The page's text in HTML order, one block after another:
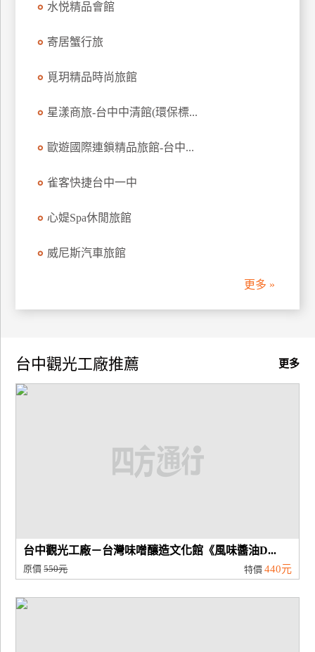
水悦精品會館
寄居蟹行旅
覓玥精品時尚旅館
星漾商旅-台中中清館(環保標...
歐遊國際連鎖精品旅館-台中...
雀客快捷台中一中
心媞Spa休閒旅館
威尼斯汽車旅館
更多 »
更多
台中觀光工廠推薦
台中觀光工廠－台灣味噌釀造文化館《風味醬油D...
原價550元 特價 440元